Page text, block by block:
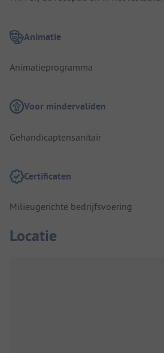
Animatie
Animatieprogramma
Voor mindervaliden
Gehandicaptensanitair
Certificaten
Milieugerichte bedrijfsvoering
Locatie